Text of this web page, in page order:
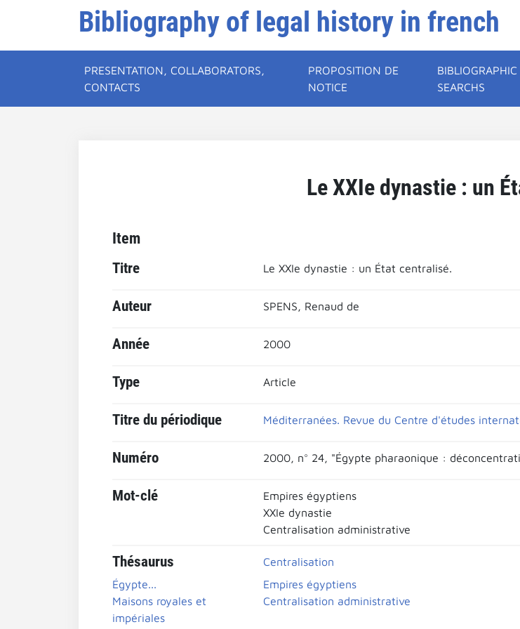
Bibliography of legal history in french
PRESENTATION, COLLABORATORS,
CONTACTS
PROPOSITION DE
NOTICE
BIBLIOGRAPHIC
SEARCHS
Le XXIe dynastie : un
Item
Titre Le XXIe dynastie : un État centralisé.
Auteur SPENS, Renaud de
Année 2000
Type Article
Titre du périodique Méditerranées. Revue du Centre d'études
Numéro 2000, n° 24, "Égypte pharaonique :
Mot-clé
Empires égyptiens
XXIe dynastie
Centralisation administrative
Thésaurus
Centralisation
Égypte...
Empires égyptiens
Maisons royales et
impériales
Centralisation administrative